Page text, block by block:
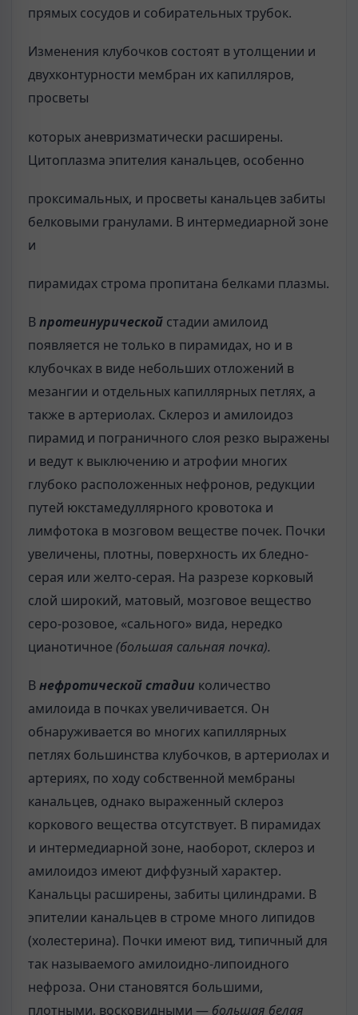
прямых сосудов и собирательных трубок.
Изменения клубочков состоят в утолщении и
двухконтурности мембран их капилляров,
просветы
которых аневризматически расширены.
Цитоплазма эпителия канальцев, особенно
проксимальных, и просветы канальцев забиты
белковыми гранулами. В интермедиарной зоне
и
пирамидах строма пропитана белками плазмы.
Впротеинурической стадии амилоид
появляется не только в пирамидах, но и в
клубочках в виде небольших отложений в
мезангии и отдельных капиллярных петлях, а
также в артериолах. Склероз и амилоидоз
пирамид и пограничного слоя резко выражены
и ведут к выключению и атрофии многих
глубоко расположенных нефронов, редукции
путей юкстамедуллярного кровотока и
лимфотока в мозговом веществе почек. Почки
увеличены, плотны, поверхность их бледно-
серая или желто-серая. На разрезе корковый
слой широкий, матовый, мозговое вещество
серо-розовое, «сального» вида, нередко
цианотичное (большая сальная почка).
Внефротической стадии количество
амилоида в почках увеличивается. Он
обнаруживается во многих капиллярных
петлях большинства клубочков, в артериолах и
артериях, по ходу собственной мембраны
канальцев, однако выраженный склероз
коркового вещества отсутствует. В пирамидах
и интермедиарной зоне, наоборот, склероз и
амилоидоз имеют диффузный характер.
Канальцы расширены, забиты цилиндрами. В
эпителии канальцев в строме много липидов
(холестерина). Почки имеют вид, типичный для
так называемого амилоидно-липоидного
нефроза. Они становятся большими,
плотными, восковидными — большая белая